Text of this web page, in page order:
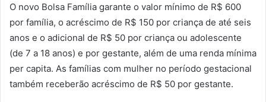
O novo Bolsa Família garante o valor mínimo de R$ 600
por família, o acréscimo de R$ 150 por criança de até seis
anos e o adicional de R$ 50 por criança ou adolescente
(de 7 a 18 anos) e por gestante, além de uma renda mínima
per capita. As famílias com mulher no período gestacional
também receberão acréscimo de R$ 50 por gestante.